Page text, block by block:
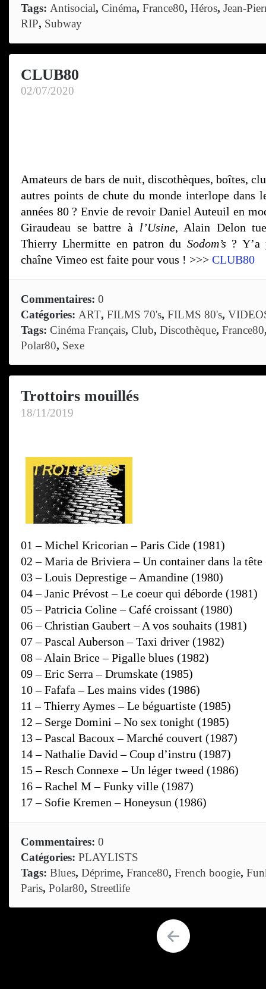
Tags: Antisocial, Cinéma, France80, Héros, Jean-
RIP, Subway
CLUB80
02/07/2020
Amateurs de bars de nuit, discothèques, boîtes,
autres points de chute du monde interlope dans
années 80 ? Envie de revoir Daniel Auteuil en
Giraudeau se battre à l’Usine, Alain Delon
Thierry Lhermitte en patron du Sodom’s ? Y’a
chaîne Vimeo est faite pour vous ! >>> CLUB80
Commentaires: 0
Catégories: ART, FILMS 70's, FILMS 80's,
Tags: Cinéma Français, Club, Discothèque, France80
Polar80, Sexe
Trottoirs mouillés
18/11/2019
01 – Michel Kricorian – Paris Cide (1981)
02 – Maria de Briviera – Un container dans la tête
03 – Louis Deprestige – Amandine (1980)
04 – Janic Prévost – Le coeur qui déborde (1981)
05 – Patricia Coline – Café croissant (1980)
06 – Christian Gaubert – A vos souhaits (1981)
07 – Pascal Auberson – Taxi driver (1982)
08 – Alain Brice – Pigalle blues (1982)
09 – Eric Serra – Drumskate (1985)
10 – Fafafa – Les mains vides (1986)
11 – Thierry Aymes – Le béguartiste (1985)
12 – Serge Domini – No sex tonight (1985)
13 – Pascal Bacoux – Marché couvert (1987)
14 – Nathalie David – Coup d’instru (1987)
15 – Resch Connexe – Un léger tweed (1986)
16 – Rachel M – Funky ville (1987)
17 – Sofie Kremen – Honeysun (1986)
Commentaires: 0
Catégories: PLAYLISTS
Tags: Blues, Déprime, France80, French boogie,
Paris, Polar80, Streetlife